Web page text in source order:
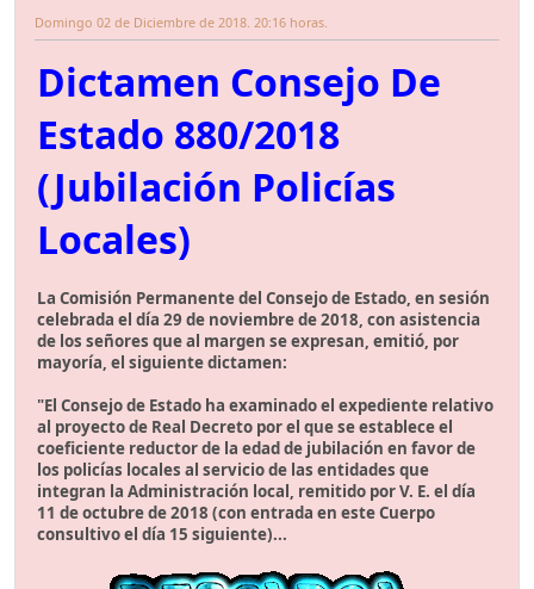
Domingo 02 de Diciembre de 2018. 20:16 horas.
Dictamen Consejo De
Estado 880/2018
(Jubilación Policías
Locales)
La Comisión Permanente del Consejo de Estado, en sesión
celebrada el día 29 de noviembre de 2018, con asistencia
de los señores que al margen se expresan, emitió, por
mayoría, el siguiente dictamen:
"El Consejo de Estado ha examinado el expediente relativo
al proyecto de Real Decreto por el que se establece el
coeficiente reductor de la edad de jubilación en favor de
los policías locales al servicio de las entidades que
integran la Administración local, remitido por V. E. el día
11 de octubre de 2018 (con entrada en este Cuerpo
consultivo el día 15 siguiente)...